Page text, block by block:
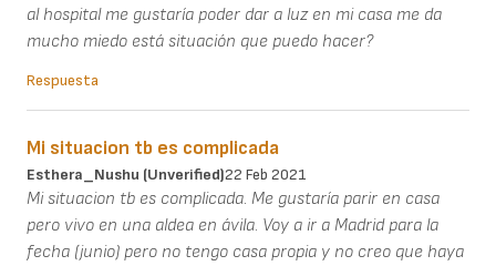
al hospital me gustaría poder dar a luz en mi casa me da
mucho miedo está situación que puedo hacer?
Respuesta
Mi situacion tb es complicada
Esthera_Nushu (unverified)22 Feb 2021
Mi situacion tb es complicada. Me gustaría parir en casa
pero vivo en una aldea en ávila. Voy a ir a Madrid para la
fecha (junio) pero no tengo casa propia y no creo que haya